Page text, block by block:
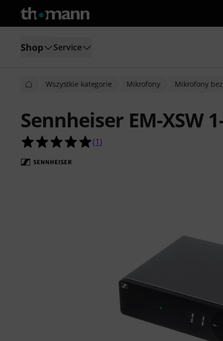
Shop Service
Wszystkie kategorie Mikrofony Mikrofony
Sennheiser EM-XSW
5.0 na 5 gwiazdek z 1 ocen klientów
(1)